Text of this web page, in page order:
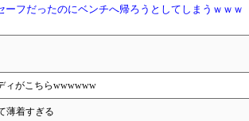
フだったのにベンチへ帰ろうとしてしまうｗｗｗ
ィがこちらwwwwww
薄着すぎる